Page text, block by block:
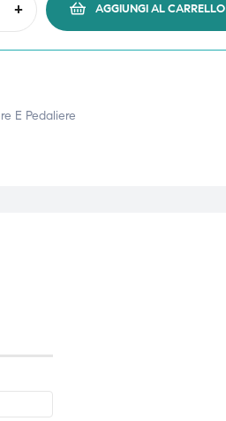
+ AGGIUNGI AL CARRELLO
E Pedaliere